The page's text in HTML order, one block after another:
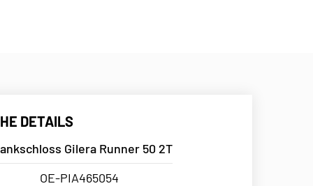
DETAILS
Gilera Runner 50 2T
OE-PIA465054